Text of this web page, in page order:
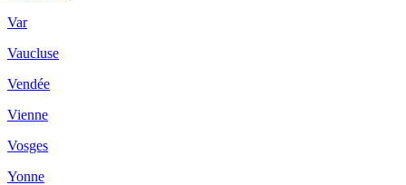
Var
Vaucluse
Vendée
Vienne
Vosges
Yonne